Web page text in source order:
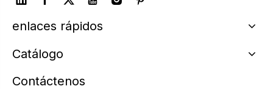
enlaces rápidos
Catálogo
Contáctenos